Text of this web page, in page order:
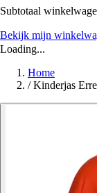
Subtotaal
Bekijk mijn
Loading...
Home
/ Kinderjas